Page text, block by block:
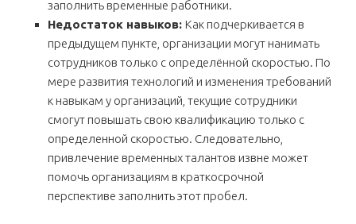
заполнить временные работники.
Недостаток навыков: Как подчеркивается в
предыдущем пункте, организации могут нанимать
сотрудников только с определённой скоростью. По
мере развития технологий и изменения требований
к навыкам у организаций, текущие сотрудники
смогут повышать свою квалификацию только с
определенной скоростью. Следовательно,
привлечение временных талантов извне может
помочь организациям в краткосрочной
перспективе заполнить этот пробел.